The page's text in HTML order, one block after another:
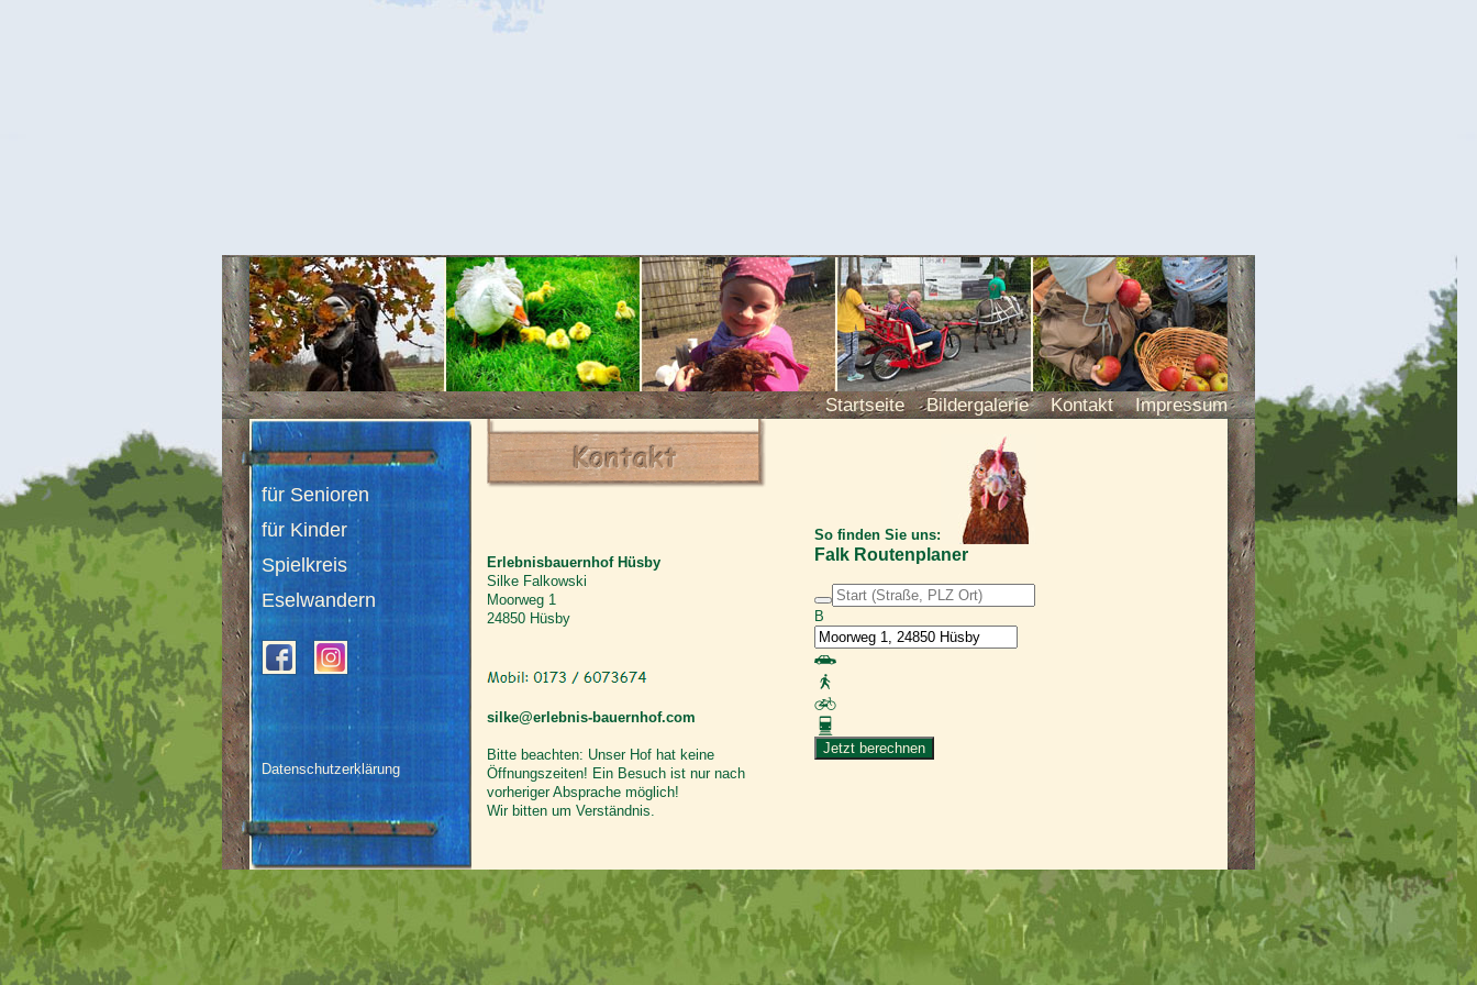
Startseite Bildergalerie Kontakt Impressum
für Senioren
für Kinder
Spielkreis
Eselwandern
Datenschutzerklärung
Erlebnisbauernhof Hüsby
Silke Falkowski
Moorweg 1
24850 Hüsby
silke@erlebnis-bauernhof.com
Bitte beachten: Unser Hof hat keine
Öffnungszeiten! Ein Besuch ist nur nach
vorheriger Absprache möglich!
Wir bitten um Verständnis.
So finden Sie uns:
Falk Routenplaner
B
Jetzt berechnen